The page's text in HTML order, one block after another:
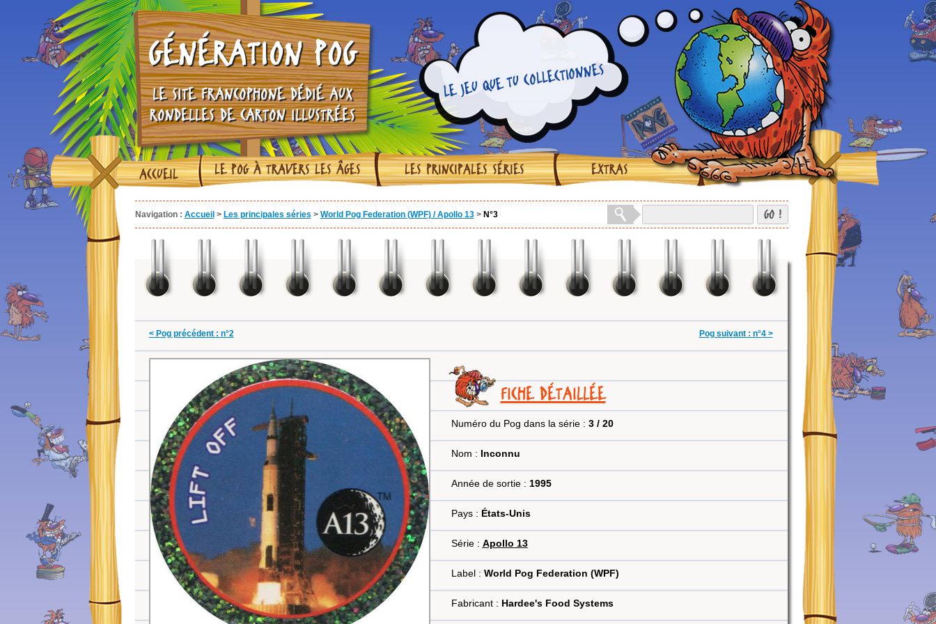
GÉNÉRATION POG
LE SITE FRANCOPHONE DÉDIÉ AUX
RONDELLES DE CARTON ILLUSTRÉES
LE JEU QUE TU COLLECTIONNES
ACCUEIL LE POG À TRAVERS LES ÂGES LES PRINCIPALES SÉRIES EXTRAS
Navigation : Accueil > Les principales séries > World Pog Federation (WPF) / Apollo 13 > N°3 GO !
< Pog précédent : n°2 Pog suivant : n°4 >
FICHE DÉTAILLÉE
Numéro du Pog dans la série : 3 / 20
Nom : Inconnu
Année de sortie : 1995
Pays : États-Unis
Série : Apollo 13
Label : World Pog Federation (WPF)
Fabricant : Hardee's Food Systems